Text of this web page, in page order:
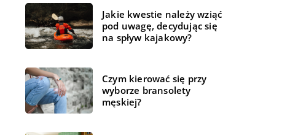
Jakie kwestie należy wziąć
pod uwagę, decydując się
na spływ kajakowy?
Czym kierować się przy
wyborze bransolety
męskiej?